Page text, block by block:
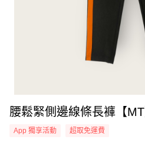
腰鬆緊側邊線條長褲【
App 獨享活動 超取免運費